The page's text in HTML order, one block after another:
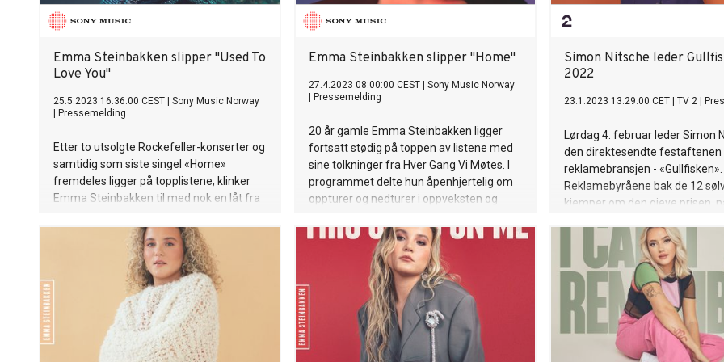
Emma Steinbakken slipper "Used To
Love You"
25.5.2023 16:36:00 CEST
Sony Music Norway
Pressemelding
Etter to utsolgte Rockefeller-konserter og
samtidig som siste singel «Home»
fremdeles ligger på topplistene, klinker
Emma Steinbakken til med nok en låt fra
You». «Låten handler om alle vaner du
legger til deg når du er alene, som å dekke
på til én, sette sine egne ønsker først,
sove alene. Og såhandler den om at man
akkurat har vendt seg til å være to, men
da tar det slutt. Jeg vil si det er en
kjærlighetslåt som både er trist
ogfrustrert» - Emma Steinbakken Den
Emma Steinbakken slipper "Home"
27.4.2023 08:00:00 CEST
Sony Music Norway
Pressemelding
20 år gamle Emma Steinbakken ligger
fortsatt stødig på toppen av listene med
sine tolkninger fra Hver Gang Vi Møtes. I
programmet delte hun åpenhjertelig om
oppturer og nedturer i oppveksten og
gjennomsyrer Emma som artist og
låtskriver. I mars slapp hun «Parents»,
som handler om hvordan skilsmissen til
foreldrene hennes har påvirket hennes
syn på kjærlighet og forhold. 28. april
følger hun opp med «Home», en låt om
fornektelse og håp når store, kanskje litt
vonde, endringer skjer i livet. «Du vet når
Simon Nitsche leder
2022
23.1.2023 13:29:00 CET TV 2
Lørdag 4. februar leder Simon
den direktesendte
reklamebransjen - «Gullfisken».
Reklamebyråene bak de 12
kjemper om den gjeve prisen,